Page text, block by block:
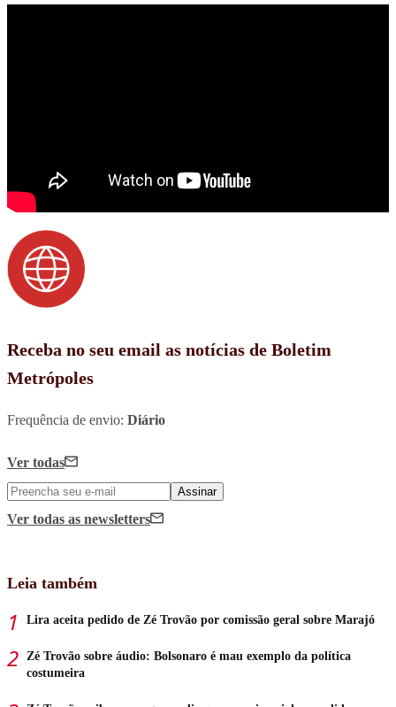
Receba no seu email as notícias de Boletim
Metrópoles
Frequência de envio: Diário
Ver todas
Assinar
Ver todas as newsletters
Leia também
Lira aceita pedido de Zé Trovão por comissão geral sobre Marajó
Zé Trovão sobre áudio: Bolsonaro é mau exemplo da política
costumeira